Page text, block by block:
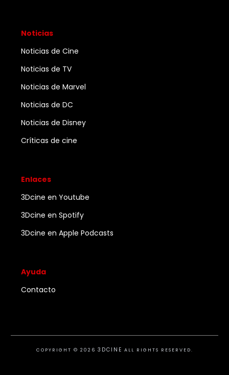
Noticias
Noticias de Cine
Noticias de TV
Noticias de Marvel
Noticias de DC
Noticias de Disney
Críticas de cine
Enlaces
3Dcine en Youtube
3Dcine en Spotify
3Dcine en Apple Podcasts
Ayuda
Contacto
COPYRIGHT © 2026 3DCINE ALL RIGHTS RESERVED.